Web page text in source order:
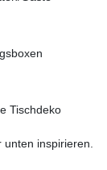
Tischdeko
unten inspirieren.